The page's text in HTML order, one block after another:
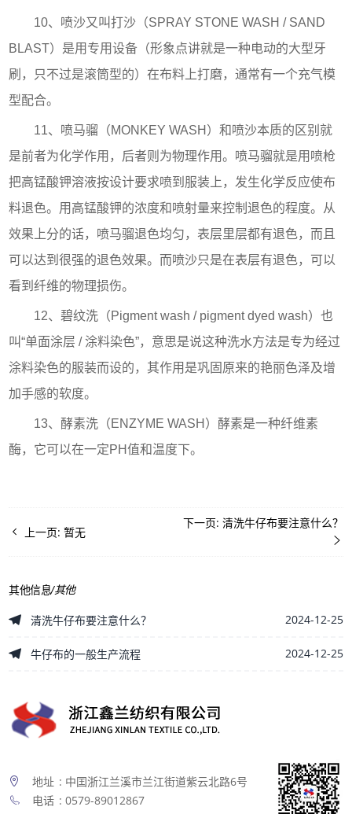
10、喷沙又叫打沙（SPRAY STONE WASH / SAND
BLAST）是用专用设备（形象点讲就是一种电动的大型牙
刷，只不过是滚筒型的）在布料上打磨，通常有一个充气模
型配合。
11、喷马骝（MONKEY WASH）和喷沙本质的区别就
是前者为化学作用，后者则为物理作用。喷马骝就是用喷枪
把高锰酸钾溶液按设计要求喷到服装上，发生化学反应使布
料退色。用高锰酸钾的浓度和喷射量来控制退色的程度。从
效果上分的话，喷马骝退色均匀，表层里层都有退色，而且
可以达到很强的退色效果。而喷沙只是在表层有退色，可以
看到纤维的物理损伤。
12、碧纹洗（Pigment wash / pigment dyed wash）也
叫“单面涂层 / 涂料染色”，意思是说这种洗水方法是专为经过
涂料染色的服装而设的，其作用是巩固原来的艳丽色泽及增
加手感的软度。
13、酵素洗（ENZYME WASH）酵素是一种纤维素
酶，它可以在一定PH值和温度下。
上一页:暂无
下一页: 清洗牛仔布要注意什么？
其他信息/其他
清洗牛仔布要注意什么？ 2024-12-25
牛仔布的一般生产流程 2024-12-25
地址 : 中囯浙江兰溪市兰江街道紫云北路6号
电话 : 0579-89012867